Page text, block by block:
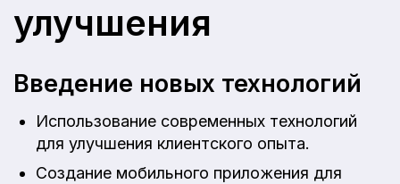
улучшения
Введение новых технологий
Использование современных технологий
для улучшения клиентского опыта.
Создание мобильного приложения для